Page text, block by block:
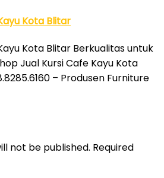
Kota Blitar
Kota Blitar Berkualitas untuk
Jual Kursi Cafe Kayu Kota
– Produsen Furniture
not be published. Required